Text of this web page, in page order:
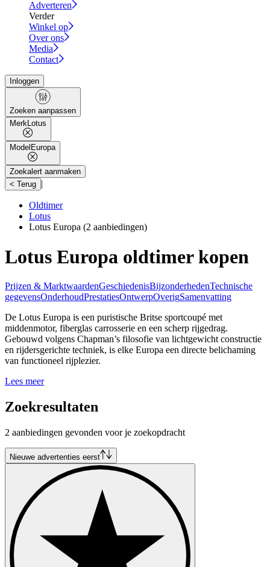
Adverteren
Verder
Winkel op
Over ons
Media
Contact
Inloggen
Zoeken aanpassen
MerkLotus
Model Europa
Zoekalert aanmaken
< Terug |
Oldtimer
Lotus
Lotus Europa (2 aanbiedingen)
Lotus Europa oldtimer kopen
Prijzen & MarktwaardenGeschiedenisBijzonderhedenTechnische
gegevensOnderhoudPrestatiesOntwerpOverigSamenvatting
De Lotus Europa is een puristische Britse sportcoupé met
middenmotor, fiberglas carrosserie en een scherp rijgedrag.
Gebouwd volgens Chapman’s filosofie van lichtgewicht constructie
en rijdersgerichte techniek, is elke Europa een directe belichaming
van functioneel rijplezier.
Lees meer
Zoekresultaten
2 aanbiedingen gevonden voor je zoekopdracht
Nieuwe advertenties eerst